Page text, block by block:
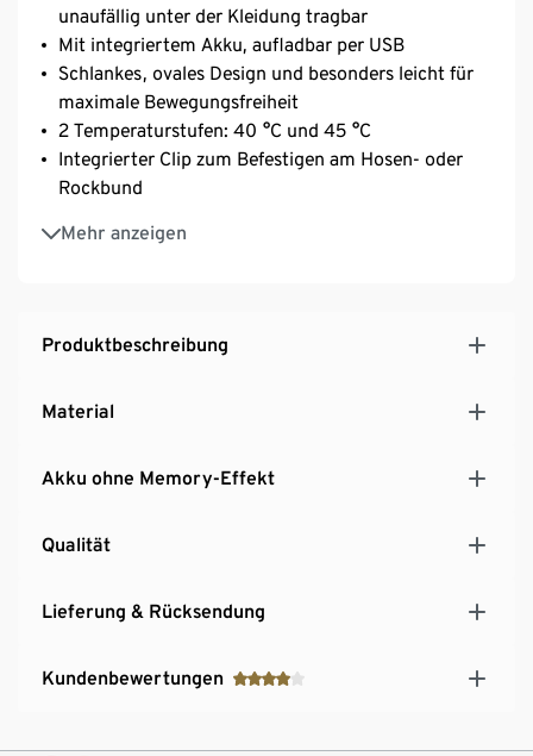
unaufällig unter der Kleidung tragbar
Mit integriertem Akku, aufladbar per USB
Schlankes, ovales Design und besonders leicht für
maximale Bewegungsfreiheit
2 Temperaturstufen: 40 °C und 45 °C
Integrierter Clip zum Befestigen am Hosen- oder
Rockbund
Mehr anzeigen
Akkulaufzeit ca. 90 Minuten, inkl. USB-Ladekabel
Weiches und angenehmes Material, kann direkt auf
Produktbeschreibung
Material
Akku ohne Memory-Effekt
Qualität
Lieferung & Rücksendung
Kundenbewertungen